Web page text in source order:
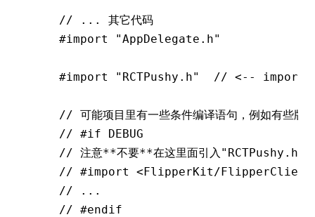
// ... 其它代码
#import
"AppDelegate.h"
#import "RCTPushy.h"
// <-- import头
// 可能项目里有一些条件编译语句，例如有些
// #if DEBUG
// 注意**不要**在这里面引入"RCTPushy.h"
// #import <FlipperKit/
// ...
// #endif